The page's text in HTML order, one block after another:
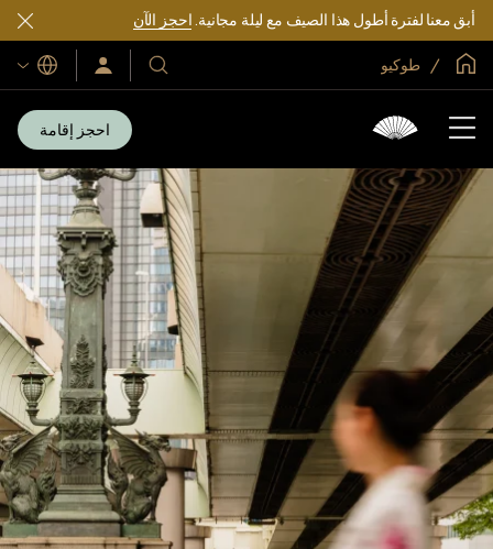
أبق معنا لفترة أطول هذا الصيف مع ليلة مجانية.احجز الآن
الصفحة الرئيسية العالمية
طوكيو
فنادقنا
ومنتجعاتنا
سجّل
الدخول/
اللغات
احجز إقامة